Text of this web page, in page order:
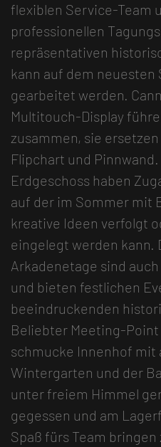
flexiblen Service-Team
professionellen
repräsentativen
kann auf dem neuesten
gearbeitet werden.
Multitouch-Display
zusammen, sie
Flipchart und
Erdgeschoss haben
auf der im Sommer mit
kreative Ideen verfolgt
eingelegt werden kann.
Arkadenetage sind
und bieten festlichen
beeindruckenden
Beliebter Meeting-
schmucke Innenhof
Wintergarten und der
unter freiem Himmel
gegessen und am
Spaß fürs Team